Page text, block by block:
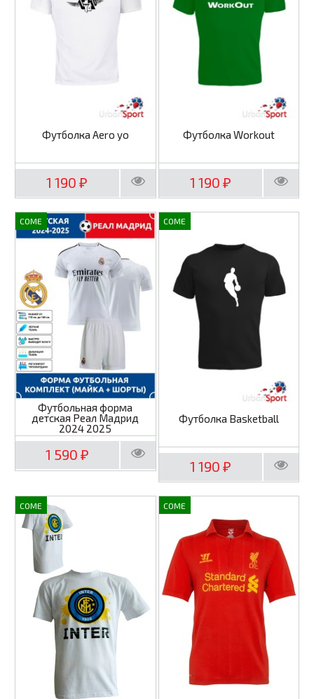
Футболка Aero yo
1 190₽
Футболка Workout
1 190 ₽
COME
Футбольная форма
детская Реал Мадрид
2024 2025
1 590 ₽
COME
Футболка Basketball
1 190 ₽
COME COME